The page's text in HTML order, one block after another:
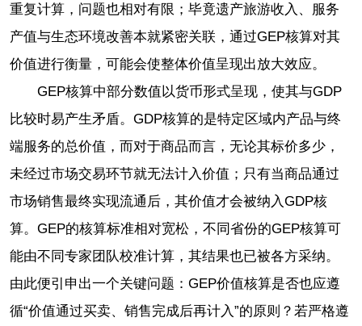
重复计算，问题也相对有限；毕竟遗产旅游收入、服务
产值与生态环境改善本就紧密关联，通过GEP核算对其
价值进行衡量，可能会使整体价值呈现出放大效应。
GEP核算中部分数值以货币形式呈现，使其与GDP
比较时易产生矛盾。GDP核算的是特定区域内产品与终
端服务的总价值，而对于商品而言，无论其标价多少，
未经过市场交易环节就无法计入价值；只有当商品通过
市场销售最终实现流通后，其价值才会被纳入GDP核
算。GEP的核算标准相对宽松，不同省份的GEP核算可
能由不同专家团队校准计算，其结果也已被各方采纳。
由此便引申出一个关键问题：GEP价值核算是否也应遵
循“价值通过买卖、销售完成后再计入”的原则？若严格遵